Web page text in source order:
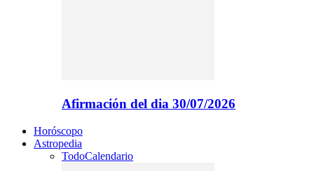
Afirmación del dia 30/07/2026
Horóscopo
Astropedia
TodoCalendario